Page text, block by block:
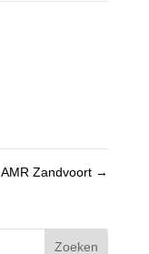
AMR Zandvoort →